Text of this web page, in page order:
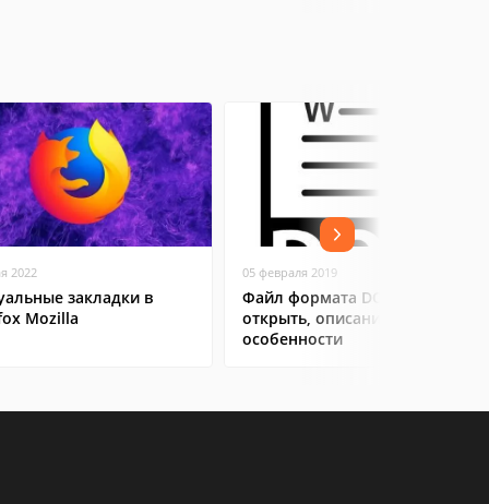
2022
закладки в
Mozilla
05 февраля 2019
Файл формата DOC: чем
открыть, описание,
особенности